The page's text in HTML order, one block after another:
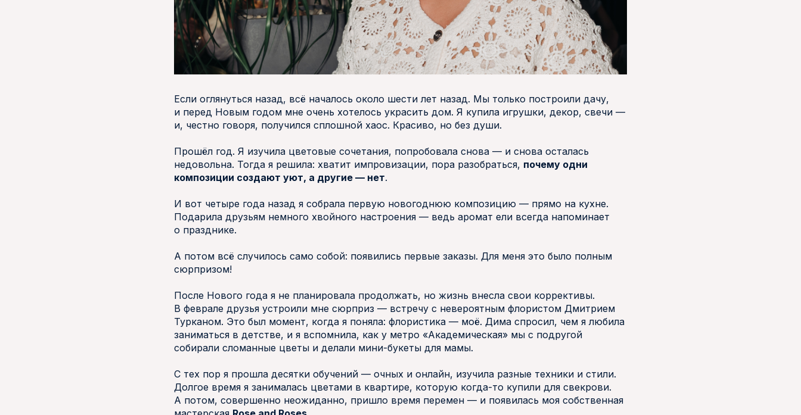
Если оглянуться назад, всё началось около шести лет назад. Мы только построили дачу,
и перед Новым годом мне очень хотелось украсить дом. Я купила игрушки, декор, свечи —
и, честно говоря, получился сплошной хаос. Красиво, но без души.
Прошёл год. Я изучила цветовые сочетания, попробовала снова — и снова осталась
недовольна. Тогда я решила: хватит импровизации, пора разобраться, почему одни
композиции создают уют, а другие — нет.
И вот четыре года назад я собрала первую новогоднюю композицию — прямо на кухне.
Подарила друзьям немного хвойного настроения — ведь аромат ели всегда напоминает
о празднике.
А потом всё случилось само собой: появились первые заказы. Для меня это было полным
сюрпризом!
После Нового года я не планировала продолжать, но жизнь внесла свои коррективы.
В феврале друзья устроили мне сюрприз — встречу с невероятным флористом Дмитрием
Турканом. Это был момент, когда я поняла: флористика — моё. Дима спросил, чем я любила
заниматься в детстве, и я вспомнила, как у метро «Академическая» мы с подругой
собирали сломанные цветы и делали мини-букеты для мамы.
С тех пор я прошла десятки обучений — очных и онлайн, изучила разные техники и стили.
Долгое время я занималась цветами в квартире, которую когда-то купили для свекрови.
А потом, совершенно неожиданно, пришло время перемен — и появилась моя собственная